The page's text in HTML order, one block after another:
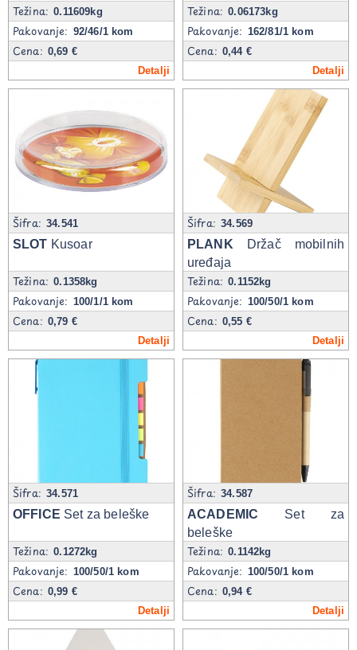
Težina:0.11609kg
Pakovanje: 92/46/1 kom
Cena: 0,69 €
Detalji
Težina:0.06173kg
Pakovanje: 162/81/1 kom
Cena: 0,44 €
Detalji
Šifra:34.541
SLOT Kusoar
Težina:0.1358kg
Pakovanje: 100/1/1 kom
Cena: 0,79 €
Detalji
Šifra:34.569
PLANK Držač mobilnih
uređaja
Težina:0.1152kg
Pakovanje: 100/50/1 kom
Cena: 0,55 €
Detalji
Šifra:34.571
OFFICE Set za beleške
Težina:0.1272kg
Pakovanje: 100/50/1 kom
Cena: 0,99 €
Detalji
Šifra:34.587
ACADEMIC Set za
beleške
Težina:0.1142kg
Pakovanje: 100/50/1 kom
Cena: 0,94 €
Detalji